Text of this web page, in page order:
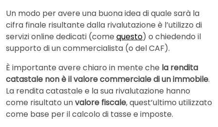
Un modo per avere una buona idea di quale sarà la
cifra finale risultante dalla rivalutazione è l’utilizzo di
servizi online dedicati (come questo) o chiedendo il
supporto di un commercialista (o del CAF).
È importante avere chiaro in mente che la rendita
catastale non è il valore commerciale di un immobile.
La rendita catastale e la sua rivalutazione hanno
come risultato unvalore fiscale, quest’ultimo utilizzato
come base per il calcolo di tasse e imposte.